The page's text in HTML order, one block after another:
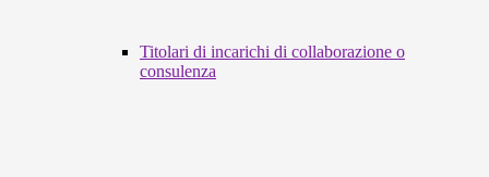
Titolari di incarichi di collaborazione o
consulenza